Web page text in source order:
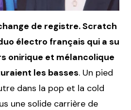
de registre. Scratch
électro français qui a su
onirique et mélancolique
les basses. Un pied
dans la pop et la cold
une solide carrière de